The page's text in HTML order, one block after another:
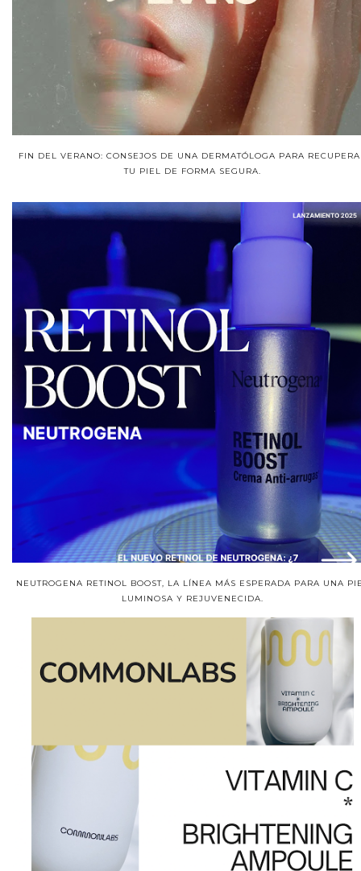
FIN DEL VERANO: CONSEJOS DE UNA DERMATÓLOGA PARA
TU PIEL DE FORMA SEGURA.
NEUTROGENA RETINOL BOOST, LA LÍNEA MÁS ESPERADA PARA UNA
LUMINOSA Y REJUVENECIDA.